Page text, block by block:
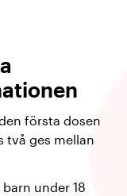
första dosen
två ges mellan
under 18